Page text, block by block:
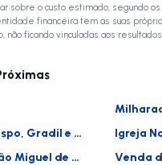
sobre o custo estimado, segundo
financeira tem as suas
não ficando vinculadas aos
Enxara do Bispo, Gradil e Vila Franca do Rosário
Igreja
Malveira e São Miguel de Alcainça